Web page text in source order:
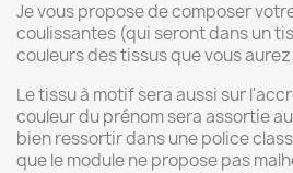
Je vous propose de composer
coulissantes (qui seront dans un
couleurs des tissus que vous
Le tissu à motif sera aussi sur
couleur du prénom sera assortie
bien ressortir dans une police
que le module ne propose pas